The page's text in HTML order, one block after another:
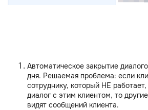
Автоматическое закрытие
дня. Решаемая проблема: если
сотруднику, который НЕ
диалог с этим клиентом, то
видят сообщений клиента.